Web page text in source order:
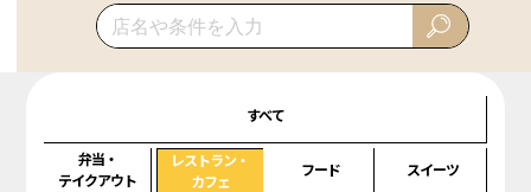
すべて
弁当・
テイクアウト
レストラン・
カフェ
フード スイーツ